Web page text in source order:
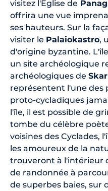
visitez l'Église de
offrira une vue
ses hauteurs. Sur la
visiter le Palaiokastro,
d'origine byzantine.
un site archéologique
archéologiques de
représentent l'une des
proto-cycladiques
l'île, il est possible de
tombe du célèbre
voisines des Cyclades,
les amoureux de la
trouveront à l'intérieur
de randonnée à
de superbes baies, sur